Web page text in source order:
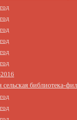
сельская библиотека-